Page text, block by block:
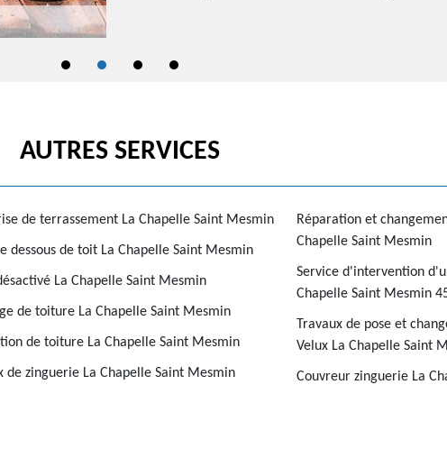
AUTRES SERVICES
de terrassement La Chapelle Saint Mesmin
dessous de toit La Chapelle Saint Mesmin
La Chapelle Saint Mesmin
de toiture La Chapelle Saint Mesmin
de toiture La Chapelle Saint Mesmin
de zinguerie La Chapelle Saint Mesmin
Réparation et
Chapelle Saint Mesmin
Service d'intervention
Chapelle Saint Mesmin
Travaux de pose et
Velux La Chapelle Saint
Couvreur zinguerie La